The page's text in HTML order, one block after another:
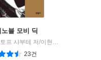
노블 모비 딕
크리스토프 샤부테 저/이현희 역
23건